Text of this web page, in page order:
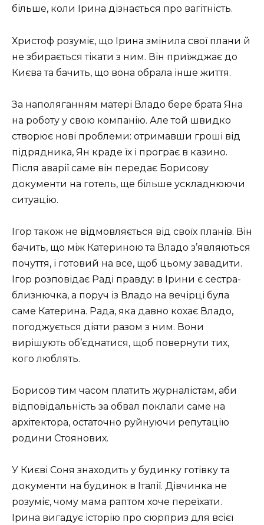
більше, коли Ірина дізнається про вагітність.
Христоф розуміє, що Ірина змінила свої плани й
не збирається тікати з ним. Він приїжджає до
Києва та бачить, що вона обрала інше життя.
За наполяганням матері Владо бере брата Яна
на роботу у свою компанію. Але той швидко
створює нові проблеми: отримавши гроші від
підрядника, Ян краде їх і програє в казино.
Після аварії саме він передає Борисову
документи на готель, ще більше ускладнюючи
ситуацію.
Ігор також не відмовляється від своїх планів. Він
бачить, що між Катериною та Владо з’являються
почуття, і готовий на все, щоб цьому завадити.
Ігор розповідає Раді правду: в Ірини є сестра-
близнючка, а поруч із Владо на вечірці була
саме Катерина. Рада, яка давно кохає Владо,
погоджується діяти разом з ним. Вони
вирішують об’єднатися, щоб повернути тих,
кого люблять.
Борисов тим часом платить журналістам, аби
відповідальність за обвал поклали саме на
архітектора, остаточно руйнуючи репутацію
родини Стоянових.
У Києві Соня знаходить у будинку готівку та
документи на будинок в Італії. Дівчинка не
розуміє, чому мама раптом хоче переїхати.
Ірина вигадує історію про сюрприз для всієї